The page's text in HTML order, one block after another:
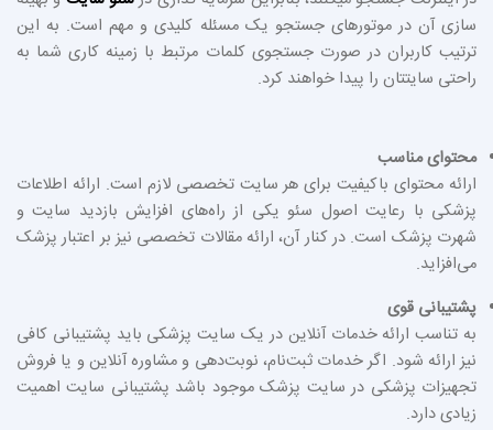
سازی آن در موتورهای جستجو یک مسئله کلیدی و مهم است. به این
ترتیب کاربران در صورت جستجوی کلمات مرتبط با زمینه کاری شما به
راحتی سایتتان را پیدا خواهند کرد.
محتوای مناسب
ارائه محتوای باکیفیت برای هر سایت تخصصی لازم است. ارائه اطلاعات
پزشکی با رعایت اصول سئو یکی از راه‌های افزایش بازدید سایت و
شهرت پزشک است. در کنار آن، ارائه مقالات تخصصی نیز بر اعتبار پزشک
می‌افزاید.
پشتیبانی قوی
به تناسب ارائه خدمات آنلاین در یک سایت پزشکی باید پشتیبانی کافی
نیز ارائه شود. اگر خدمات ثبت‌نام، نوبت‌دهی و مشاوره آنلاین و یا فروش
تجهیزات پزشکی در سایت پزشک موجود باشد پشتیبانی سایت اهمیت
زیادی دارد.